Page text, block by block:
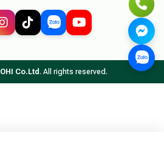
OHI Co.Ltd. All rights reserved.